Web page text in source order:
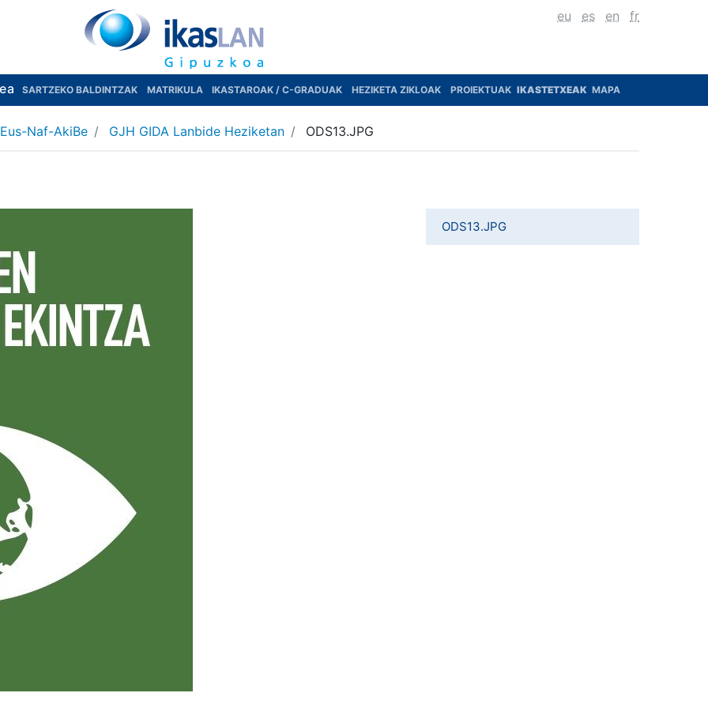
eu es en fr
SARTZEKO BALDINTZAK MATRIKULA IKASTAROAK / C-GRADUAK HEZIKETA ZIKLOAK PROIEKTUAK IKASTETXEAK MAPA
Naf-AkiBe GJH GIDA Lanbide Heziketan ODS13.JPG
ODS13.JPG